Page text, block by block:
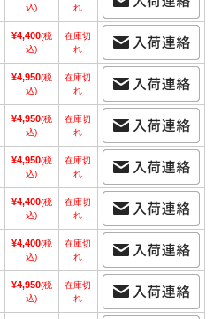
込)
れ
¥4,400(税
込)
在庫切
れ
¥4,950(税
込)
在庫切
れ
¥4,950(税
込)
在庫切
れ
¥4,950(税
込)
在庫切
れ
¥4,400(税
込)
在庫切
れ
¥4,400(税
込)
在庫切
れ
¥4,950(税
込)
在庫切
れ